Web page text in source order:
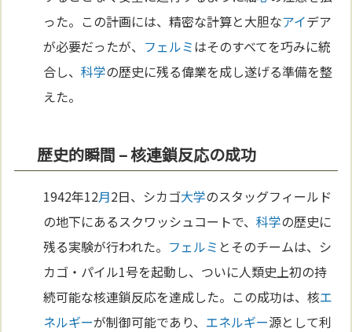
った。この計画には、精密な計算と大胆なアイデア
が必要だったが、 フェルミはそのすべてを巧みに統
合し、科学の歴史に残る偉業を成し遂げる準備を整
えた。
歴史的瞬間 – 核連鎖反応の成功
1942年12月2日、シカゴ大学のスタッグフィールド
の地下にあるスクワッシュコートで、科学の歴史に
残る実験が行われた。 フェルミ とそのチームは、シ
カゴ・パイル1号を起動し、ついに人類史上初の持
続可能な核連鎖反応を達成した。この成功は、核エ
ネルギーが制御可能であり、 エネルギー源として利